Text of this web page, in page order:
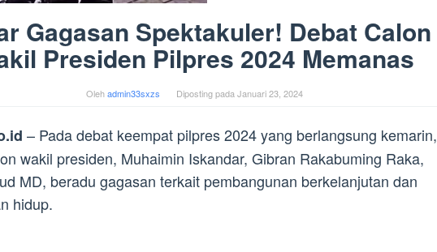
Gagasan Spektakuler! Debat Calon
Presiden Pilpres 2024 Memanas
Olehadmin33sxzs Diposting pada Januari 23, 2024
– Pada debat keempat pilpres 2024 yang berlangsung kemarin,
wakil presiden, Muhaimin Iskandar, Gibran Rakabuming Raka,
MD, beradu gagasan terkait pembangunan berkelanjutan dan
hidup.